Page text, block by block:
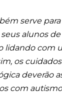
serve
alunos
lidando com
os
deverão
com